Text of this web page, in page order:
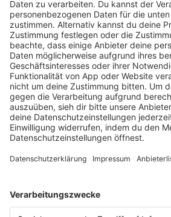
HOME
RADIOS
barba radio
Lagerfeuer
Füße hoch
Schmusekatze
Song Contest
Mädelsabend
Ich hasse Sport
Sonntag Morgen